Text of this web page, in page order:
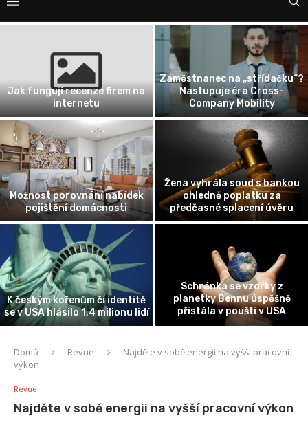
Jak fungují recenze firem na
internetu
Zaměstnanec na „střídačku“?
Nastupuje éra Cross-
Company Mobility
Možnost porovnání nabídek
pojištění domácnosti
Žena vyhrála soud s bankou
ohledně poplatku za
předčasné splacení úvěru
K českým kořenům či identitě
se v USA hlásilo 1,4 milionu lidí
Schránka se vzorky z
planetky Bennu úspěšně
přistála v poušti v USA
Domů Revue
Najděte v sobě energii na vyšší pracovní
výkon
Revue
Najděte v sobě energii na vyšší pracovní výkon